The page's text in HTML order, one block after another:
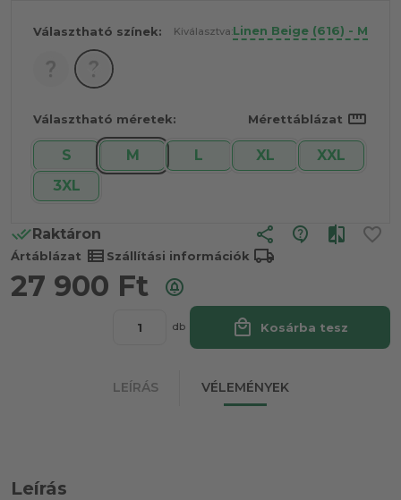
Választható színek: Kiválasztva:Linen Beige (616) - M
Választható méretek: Mérettáblázat straighten
S M L XL
XXL
3XL
Raktáron share
Ártáblázat view_list Szállítási információk local_shipping
27 900 Ft
db local_mall Kosárba tesz
LEÍRÁS VÉLEMÉNYEK
Leírás